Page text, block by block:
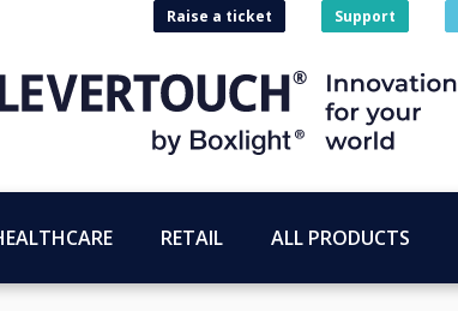
Raise a ticket Support
RETAIL ALL PRODUCTS